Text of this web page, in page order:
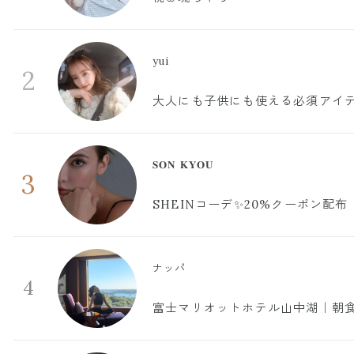
2
yui
大人にも子供にも使える必須アイ
3
𝐒𝐎𝐍 𝐊𝐘𝐎𝐔
SHEINコーデ✨20%クーポン配布
4
ナッパ
富士マリオットホテル山中湖｜朝